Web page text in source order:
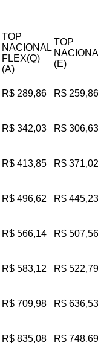
TOP
NACIONAL
FLEX(Q)
(A)
TOP
(E)
R$ 289,86 R$ 259,86
R$ 342,03 R$ 306,63
R$ 413,85 R$ 371,02
R$ 496,62 R$ 445,23
R$ 566,14 R$ 507,56
R$ 583,12 R$ 522,79
R$ 709,98 R$ 636,53
R$ 835,08 R$ 748,69